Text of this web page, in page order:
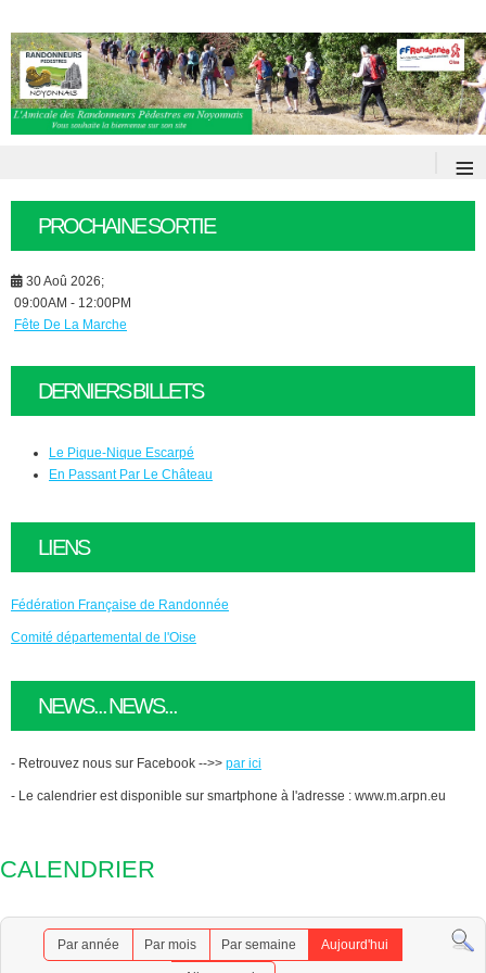
≡
PROCHAINE SORTIE
30 Aoû 2026;
09:00AM - 12:00PM
Fête De La Marche
DERNIERS BILLETS
Le Pique-Nique Escarpé
En Passant Par Le Château
LIENS
Fédération Française de Randonnée
Comité départemental de l'Oise
NEWS... NEWS...
- Retrouvez nous sur Facebook -->> par ici
- Le calendrier est disponible sur smartphone à l'adresse : www.m.arpn.eu
CALENDRIER
Par année Par mois Par semaine Aujourd'hui